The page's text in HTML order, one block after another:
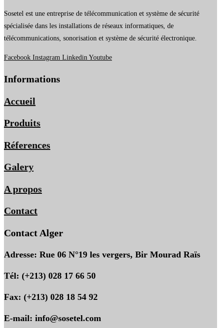
Sosetel est une entreprise de télécommunication et système de sécurité
spécialisée dans les installations de réseaux informatiques, de
télécommunications, sonorisation et système de sécurité électronique.
Facebook Instagram Linkedin Youtube
Informations
Accueil
Produits
Réferences
Galery
A propos
Contact
Contact Alger
Adresse: Rue 06 N°19 les vergers, Bir Mourad Raïs
Tél: (+213) 028 17 66 50
Fax: (+213) 028 18 54 92
E-mail: info@sosetel.com